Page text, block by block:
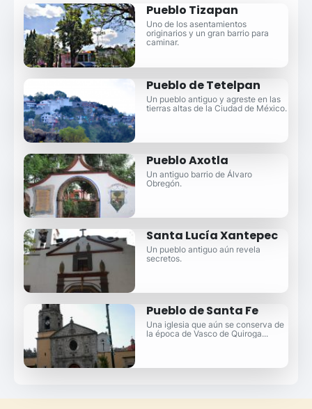
Pueblo Tizapan
Uno de los asentamientos
originarios y un gran barrio para
caminar.
Pueblo de Tetelpan
Un pueblo antiguo y agreste en las
tierras altas de la Ciudad de México.
Pueblo Axotla
Un antiguo barrio de Álvaro
Obregón.
Santa Lucía Xantepec
Un pueblo antiguo aún revela
secretos.
Pueblo de Santa Fe
Una iglesia que aún se conserva de
la época de Vasco de Quiroga...